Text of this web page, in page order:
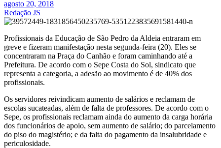
agosto 20, 2018
Redação JS
Profissionais da Educação de São Pedro da Aldeia entraram em
greve e fizeram manifestação nesta segunda-feira (20). Eles se
concentraram na Praça do Canhão e foram caminhando até a
Prefeitura. De acordo com o Sepe Costa do Sol, sindicato que
representa a categoria, a adesão ao movimento é de 40% dos
profissionais.
Os servidores reivindicam aumento de salários e reclamam de
escolas sucateadas, além de falta de professores. De acordo com o
Sepe, os profissionais reclamam ainda do aumento da carga horária
dos funcionários de apoio, sem aumento de salário; do parcelamento
do piso do magistério; e da falta do pagamento da insalubridade e
periculosidade.